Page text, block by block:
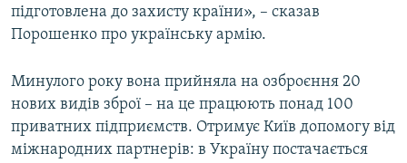
підготовлена до захисту країни», – сказав
Порошенко про українську армію.
Минулого року вона прийняла на озброєння 20
нових видів зброї – на це працюють понад 100
приватних підприємств. Отримує Київ допомогу від
міжнародних партнерів: в Україну постачається